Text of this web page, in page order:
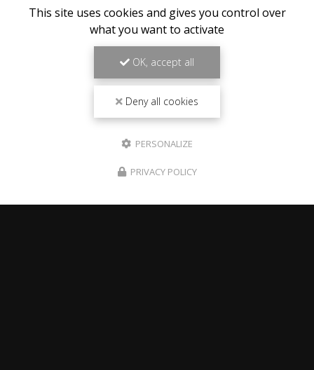
This site uses cookies and gives you control over
what you want to activate
OK, accept all
Deny all cookies
PERSONALIZE
PRIVACY POLICY